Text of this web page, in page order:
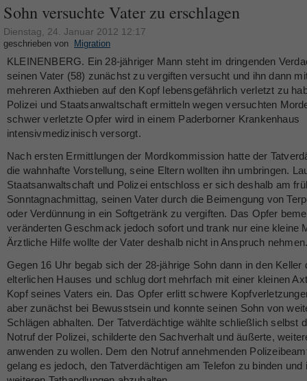
Sohn versuchte Vater zu erschlagen
Dienstag, 24. Januar 2012 12:17
geschrieben von Migration
KLEINENBERG. Ein 28-jähriger Mann steht im dringenden
seinen Vater (58) zunächst zu vergiften versucht und ihn dann
mehreren Axthieben auf den Kopf lebensgefährlich verletzt zu
Polizei und Staatsanwaltschaft ermitteln wegen versuchten
schwer verletzte Opfer wird in einem Paderborner Krankenhaus
intensivmedizinisch versorgt.
Nach ersten Ermittlungen der Mordkommission hatte der
die wahnhafte Vorstellung, seine Eltern wollten ihn umbringen.
Staatsanwaltschaft und Polizei entschloss er sich deshalb am
Sonntagnachmittag, seinen Vater durch die Beimengung von
oder Verdünnung in ein Softgetränk zu vergiften. Das Opfer
veränderten Geschmack jedoch sofort und trank nur eine kleine
Ärztliche Hilfe wollte der Vater deshalb nicht in Anspruch
Gegen 16 Uhr begab sich der 28-jährige Sohn dann in den Keller
elterlichen Hauses und schlug dort mehrfach mit einer kleinen
Kopf seines Vaters ein. Das Opfer erlitt schwere
aber zunächst bei Bewusstsein und konnte seinen Sohn von
Schlägen abhalten. Der Tatverdächtige wählte schließlich selbst
Notruf der Polizei, schilderte den Sachverhalt und äußerte,
anwenden zu wollen. Dem den Notruf annehmenden
gelang es jedoch, den Tatverdächtigen am Telefon zu binden und